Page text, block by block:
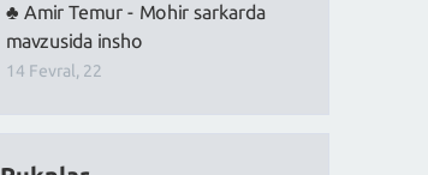
Amir Temur - Mohir sarkarda
mavzusida insho
14 Fevral, 22